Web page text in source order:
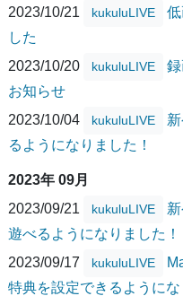
2023/10/21
kukuluLIVE
した
2023/10/20
kukuluLIVE
お知らせ
2023/10/04
kukuluLIVE
るようになりました！
2023年 09月
2023/09/21
kukuluLIVE
遊べるようになりました！
2023/09/17
kukuluLIVE
特典を設定できるようにな